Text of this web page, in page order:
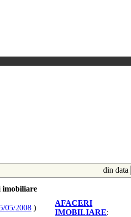
din data
imobiliare
05/2008 )
AFACERI
IMOBILIARE: